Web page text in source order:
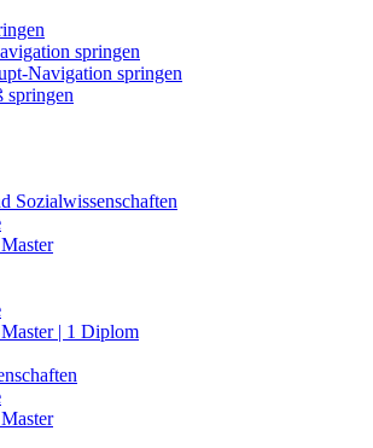
springen
Navigation springen
springen
Sozialwissenschaften
| 1 Diplom